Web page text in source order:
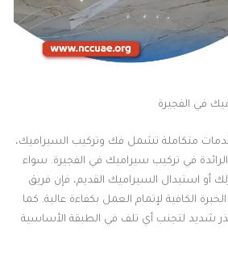
في الفجيرة
متكاملة تشمل فك وتركيب السيراميك،
في تركيب سيراميك في الفجيرة. سواء
أو استبدال السيراميك القديم، فإن فريق
الكافية لإتمام العمل بكفاءة عالية. كما
شديد لتجنب أي تلف في الطبقة الأساسية